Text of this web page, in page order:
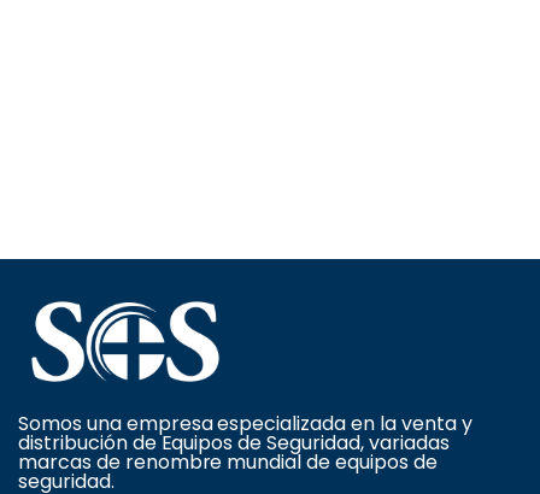
Somos una empresa especializada en la venta y
distribución de Equipos de Seguridad, variadas
marcas de renombre mundial de equipos de
seguridad.